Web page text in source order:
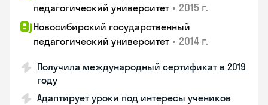
педагогический университет • 2015 г.
Новосибирский государственный
педагогический университет • 2014 г.
Получила международный сертификат в 2019
году
Адаптирует уроки под интересы учеников